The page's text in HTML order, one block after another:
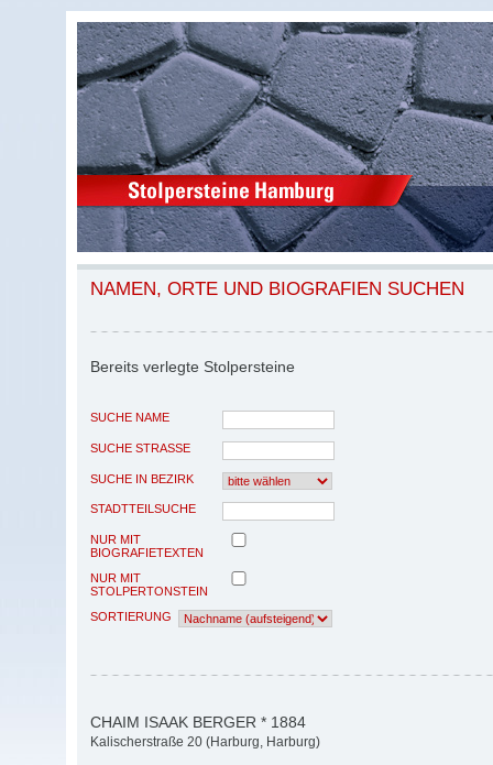
NAMEN, ORTE UND BIOGRAFIEN SUCHEN
Bereits verlegte Stolpersteine
SUCHE NAME
SUCHE STRASSE
SUCHE IN BEZIRK
STADTTEILSUCHE
NUR MIT
BIOGRAFIETEXTEN
NUR MIT
STOLPERTONSTEIN
SORTIERUNG
CHAIM ISAAK BERGER * 1884
Kalischerstraße 20 (Harburg, Harburg)